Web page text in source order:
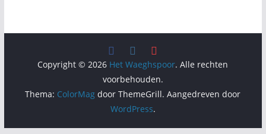
Copyright © 2026 Het Waeghspoor. Alle rechten
voorbehouden.
Thema: ColorMag door ThemeGrill. Aangedreven door
WordPress.